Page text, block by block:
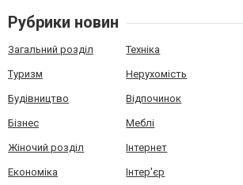
Рубрики новин
Загальний розділ Техніка
Туризм Нерухомість
Будівництво Відпочинок
Бізнес Меблі
Жіночий розділ Інтернет
Економіка Інтер'єр